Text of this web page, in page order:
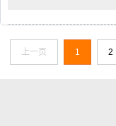
上一页 1 2